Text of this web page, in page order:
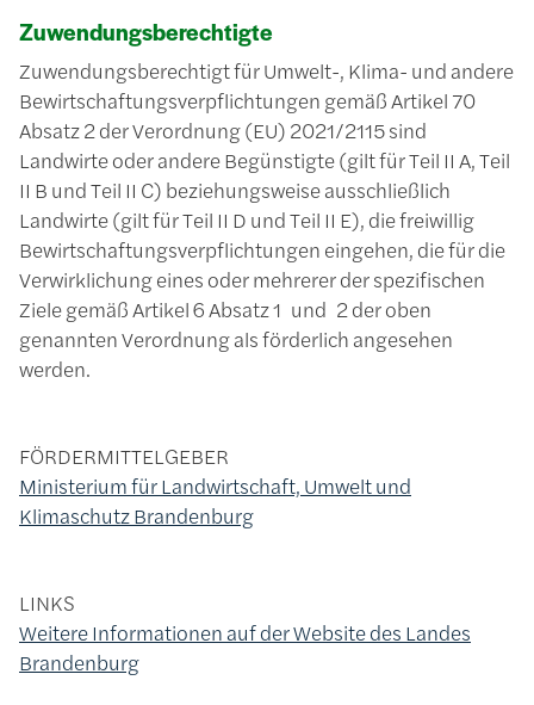
Zuwendungsberechtigte
Zuwendungsberechtigt für Umwelt-, Klima- und andere
Bewirtschaftungsverpflichtungen gemäß Artikel 70
Absatz 2 der Verordnung (EU) 2021/2115 sind
Landwirte oder andere Begünstigte (gilt für Teil II A, Teil
II B und Teil II C) beziehungsweise ausschließlich
Landwirte (gilt für Teil II D und Teil II E), die freiwillig
Bewirtschaftungsverpflichtungen eingehen, die für die
Verwirklichung eines oder mehrerer der spezifischen
Ziele gemäß Artikel 6 Absatz 1 und 2 der oben
genannten Verordnung als förderlich angesehen
werden.
FÖRDERMITTELGEBER
Ministerium für Landwirtschaft, Umwelt und
Klimaschutz Brandenburg
LINKS
Weitere Informationen auf der Website des Landes
Brandenburg